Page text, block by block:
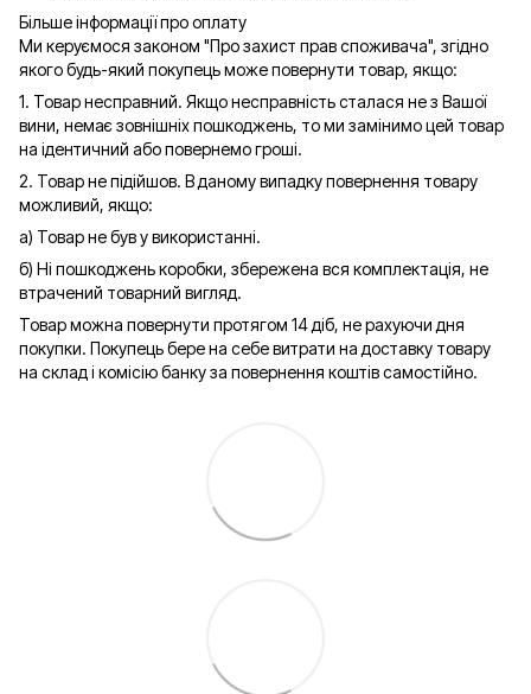
Більше інформації про оплату
Ми керуємося законом "Про захист прав споживача", згідно
якого будь-який покупець може повернути товар, якщо:
1. Товар несправний. Якщо несправність сталася не з Вашої
вини, немає зовнішніх пошкоджень, то ми замінимо цей товар
на ідентичний або повернемо гроші.
2. Товар не підійшов. В даному випадку повернення товару
можливий, якщо:
а) Товар не був у використанні.
б) Ні пошкоджень коробки, збережена вся комплектація, не
втрачений товарний вигляд.
Товар можна повернути протягом 14 діб, не рахуючи дня
покупки. Покупець бере на себе витрати на доставку товару
на склад і комісію банку за повернення коштів самостійно.